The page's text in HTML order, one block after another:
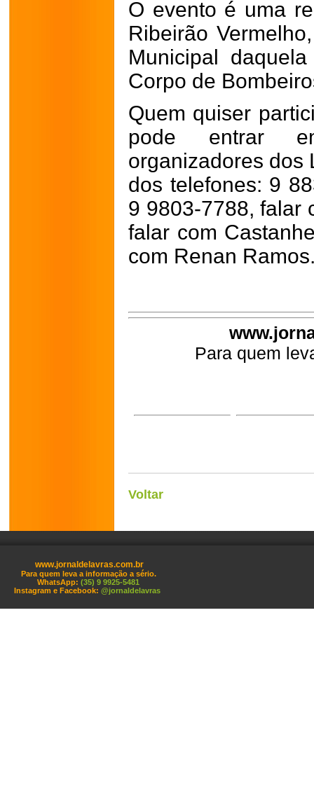
O evento é uma
Ribeirão
Municipal
Corpo de
Quem quiser
pode entrar
organizadores dos
dos telefones: 9
9 9803-7788, falar
falar com
com Renan
Para quem
Voltar
www.jornaldelavras.com.br
Para quem leva a informação a sério.
WhatsApp: (35) 9 9925-5481
Instagram e Facebook: @jornaldelavras